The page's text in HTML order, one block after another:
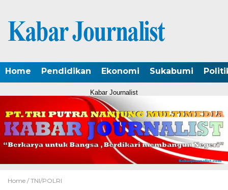
Home Pendidikan Ekonomi Sukabumi
Kabar Journalist
Home / TNI/POLRI